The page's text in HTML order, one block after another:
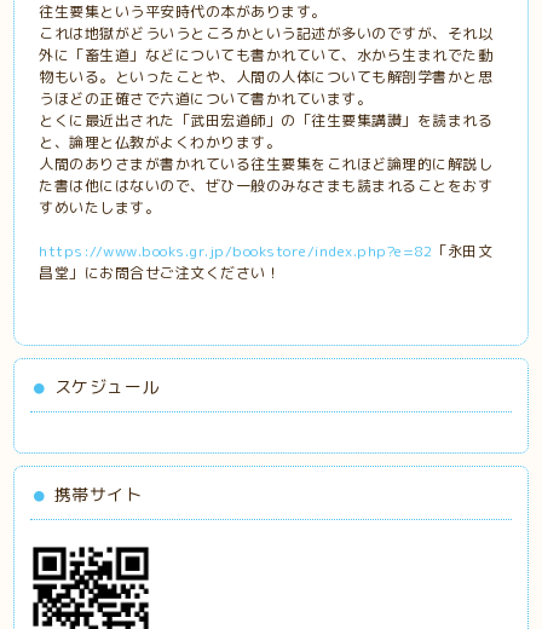
往生要集という平安時代の本があります。
これは地獄がどういうところかという記述が多いのですが、それ以
外に「畜生道」などについても書かれていて、水から生まれでた動
物もいる。といったことや、人間の人体についても解剖学書かと思
うほどの正確さで六道について書かれています。
とくに最近出された「武田宏道師」の「往生要集講讃」を読まれる
と、論理と仏教がよくわかります。
人間のありさまが書かれている往生要集をこれほど論理的に解説し
た書は他にはないので、ぜひ一般のみなさまも読まれることをおす
すめいたします。
https://www.books.gr.jp/bookstore/index.php?e=82 「永田文
昌堂」にお問合せご注文ください！
スケジュール
携帯サイト